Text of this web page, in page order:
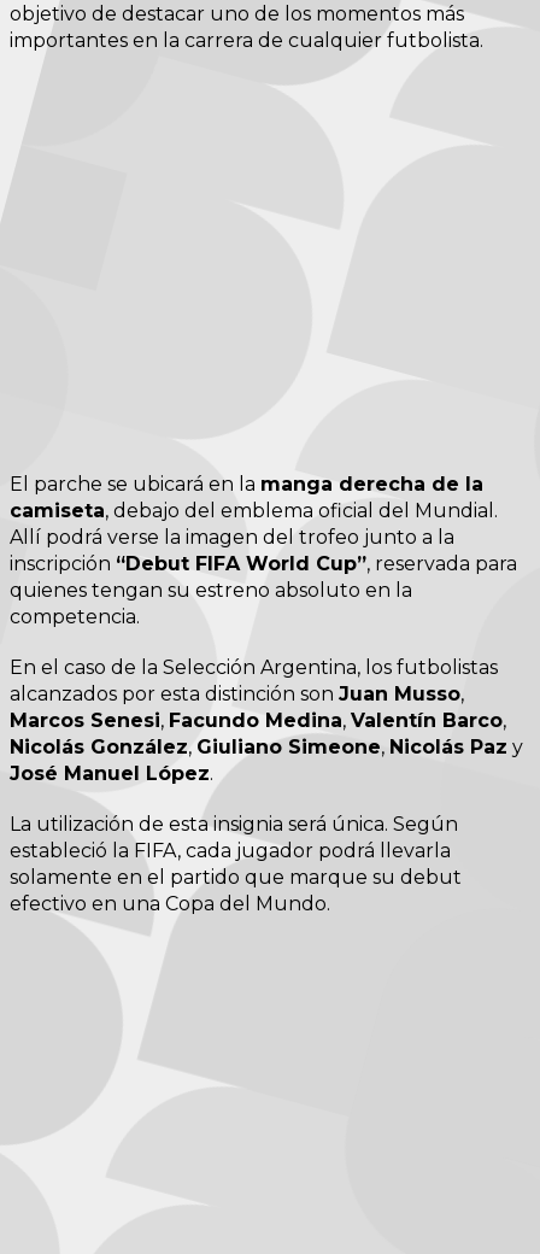
objetivo de destacar uno de los momentos más
importantes en la carrera de cualquier futbolista.
El parche se ubicará en la manga derecha de la
camiseta, debajo del emblema oficial del Mundial.
Allí podrá verse la imagen del trofeo junto a la
inscripción “Debut FIFA World Cup”, reservada para
quienes tengan su estreno absoluto en la
competencia.
En el caso de la Selección Argentina, los futbolistas
alcanzados por esta distinción son Juan Musso,
Marcos Senesi, Facundo Medina, Valentín Barco,
Nicolás González, Giuliano Simeone, Nicolás Paz y
José Manuel López.
La utilización de esta insignia será única. Según
estableció la FIFA, cada jugador podrá llevarla
solamente en el partido que marque su debut
efectivo en una Copa del Mundo.